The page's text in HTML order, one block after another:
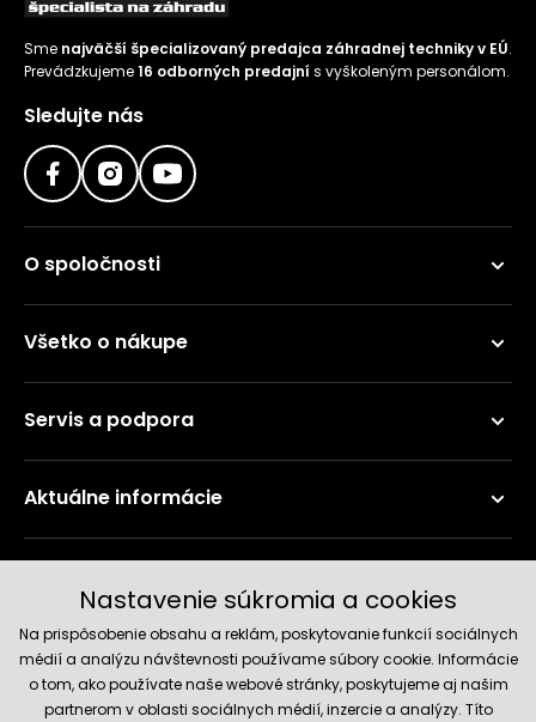
Sme najväčší špecializovaný predajca záhradnej techniky v EÚ.
Prevádzkujeme16 odborných predajní s vyškoleným personálom.
Sledujte nás
O spoločnosti
Všetko o nákupe
Servis a podpora
Aktuálne informácie
Nastavenie súkromia a cookies
Na prispôsobenie obsahu a reklám, poskytovanie funkcií sociálnych
médií a analýzu návštevnosti používame súbory cookie. Informácie
o tom, ako používate naše webové stránky, poskytujeme aj našim
partnerom v oblasti sociálnych médií, inzercie a analýzy. Títo